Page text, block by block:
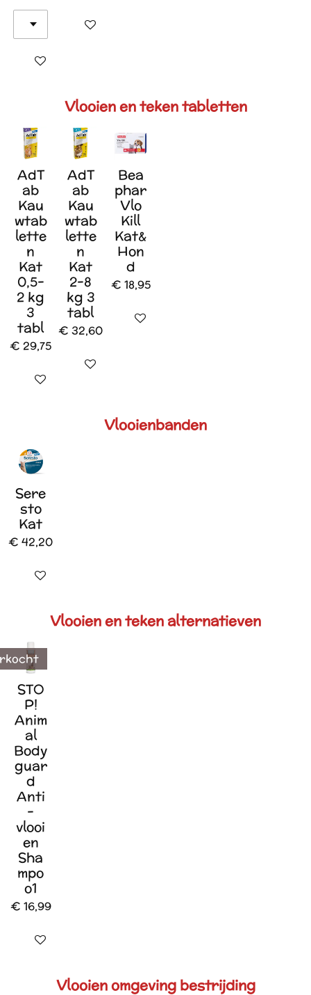
In winkelwagen
In winkelwagen
Vlooien en teken tabletten
AdT
ab
Kau
wtab
lette
n
Kat
0,5-
2 kg
3
tabl
€ 29,75
In winkelwagen
AdT
ab
Kau
wtab
lette
n
Kat
2-8
kg 3
tabl
€ 32,60
In winkelwagen
Bea
phar
Vlo
Kill
Kat&
Hon
d
€ 18,95
In winkelwagen
Vlooienbanden
Sere
sto
Kat
€ 42,20
In winkelwagen
Vlooien en teken alternatieven
STO
P!
Anim
al
Body
guar
d
Anti
-
vlooi
en
Sha
mpo
o1
€ 16,99
Houd mij op de hoogte
Vlooien omgeving bestrijding